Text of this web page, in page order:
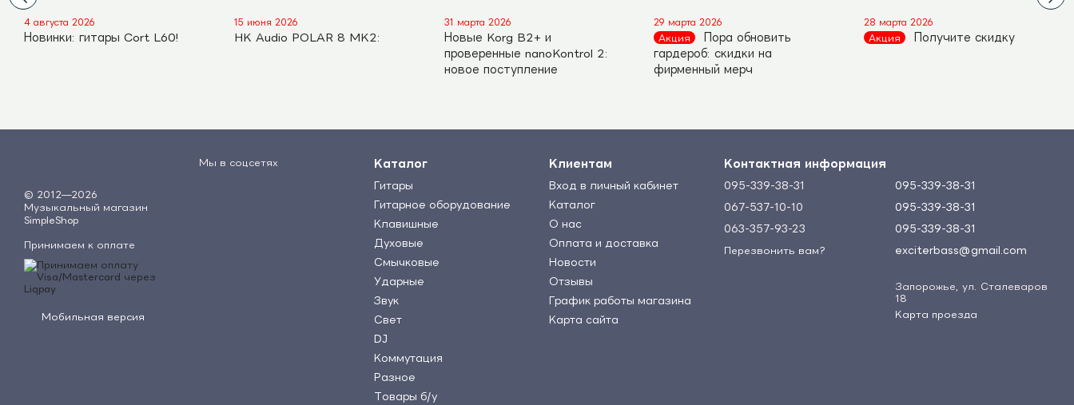
4 августа 2026
Новинки: гитары Cort L60!
15 июня 2026
HK Audio POLAR 8 MK2:
31 марта 2026
Новые Korg B2+ и
проверенные nanoKontrol 2:
новое поступление
29 марта 2026
Акция
Пора обновить
гардероб: скидки на
фирменный мерч
28 марта 2026
Акция Получите скидку
© 2012—2026
Музыкальный магазин
SimpleShop
Принимаем к оплате
Мобильная версия
Мы в соцсетях Каталог
Гитары
Гитарное оборудование
Клавишные
Духовые
Смычковые
Ударные
Звук
Свет
DJ
Коммутация
Разное
Товары б/у
Клиентам
Вход в личный кабинет
Каталог
О нас
Оплата и доставка
Новости
Отзывы
График работы магазина
Карта сайта
Контактная информация
095-339-38-31
067-537-10-10
063-357-93-23
Перезвонить вам?
095-339-38-31
095-339-38-31
095-339-38-31
exciterbass@gmail.com
Запорожье, ул. Сталеваров
18
Карта проезда